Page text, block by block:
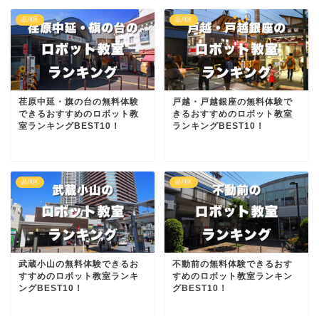
品川区
荏原中延・旗の台の無料体験
できるおすすめのロボット教
室ランキングBEST10！
品川区
戸越・戸越銀座の無料体験で
きるおすすめのロボット教室
ランキングBEST10！
品川区
武蔵小山の無料体験できるお
すすめのロボット教室ランキ
ングBEST10！
品川区
不動前の無料体験できるおす
すめのロボット教室ランキン
グBEST10！